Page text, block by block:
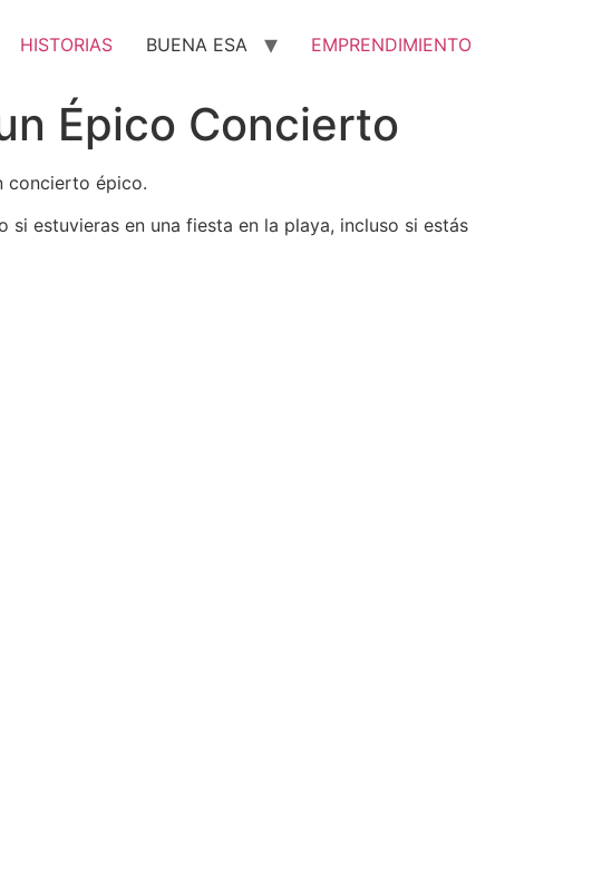
HISTORIAS BUENA ESA EMPRENDIMIENTO
Épico Concierto
concierto épico.
estuvieras en una fiesta en la playa, incluso si estás